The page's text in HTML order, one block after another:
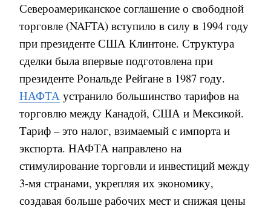
Североамериканское соглашение о свободной
торговле (NAFTA) вступило в силу в 1994 году
при президенте США Клинтоне. Структура
сделки была впервые подготовлена ​​при
президенте Рональде Рейгане в 1987 году.
НАФТА устранило большинство тарифов на
торговлю между Канадой, США и Мексикой.
Тариф – это налог, взимаемый с импорта и
экспорта. НАФТА направлено на
стимулирование торговли и инвестиций между
3-мя странами, укрепляя их экономику,
создавая больше рабочих мест и снижая цены